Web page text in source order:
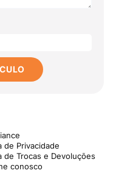
de Privacidade
de Trocas e Devoluções
conosco